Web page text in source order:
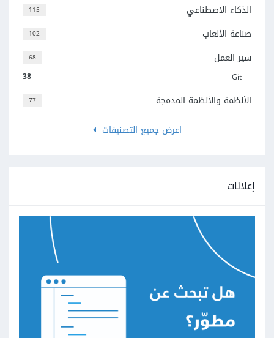
115 الذكاء الاصطناعي
102 صناعة الألعاب
68 سير العمل
38 Git
77
الأنظمة والأنظمة المدمجة
اعرض جميع التصنيفات
إعلانات